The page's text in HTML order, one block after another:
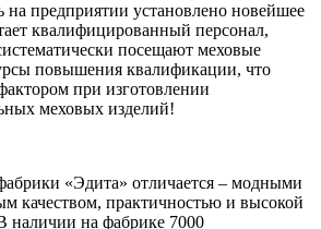
предприятии установлено новейшее
квалифицированный персонал,
посещают меховые
повышения квалификации, что
при изготовлении
меховых изделий!
«Эдита» отличается – модными
качеством, практичностью и высокой
наличии на фабрике 7000